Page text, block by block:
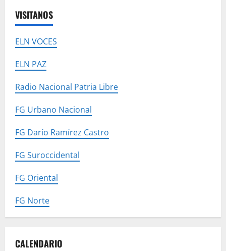
VISITANOS
ELN VOCES
ELN PAZ
Radio Nacional Patria Libre
FG Urbano Nacional
FG Darío Ramírez Castro
FG Suroccidental
FG Oriental
FG Norte
CALENDARIO